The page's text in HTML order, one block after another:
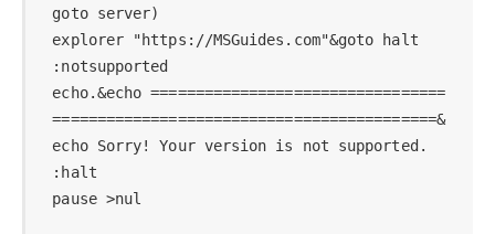
goto server)
explorer "https://MSGuides.com"&goto halt
:notsupported
echo.&echo =================================
===========================================&
echo Sorry! Your version is not supported.
:halt
pause >nul